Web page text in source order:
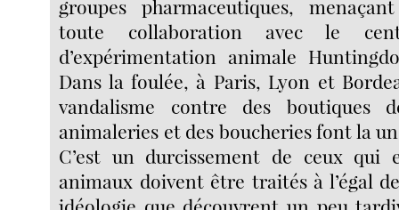
groupes pharmaceutiques,
toute collaboration avec le
d’expérimentation animale
Dans la foulée, à Paris, Lyon et
vandalisme contre des boutiques
animaleries et des boucheries font la
C’est un durcissement de ceux qui
animaux doivent être traités à l’égal